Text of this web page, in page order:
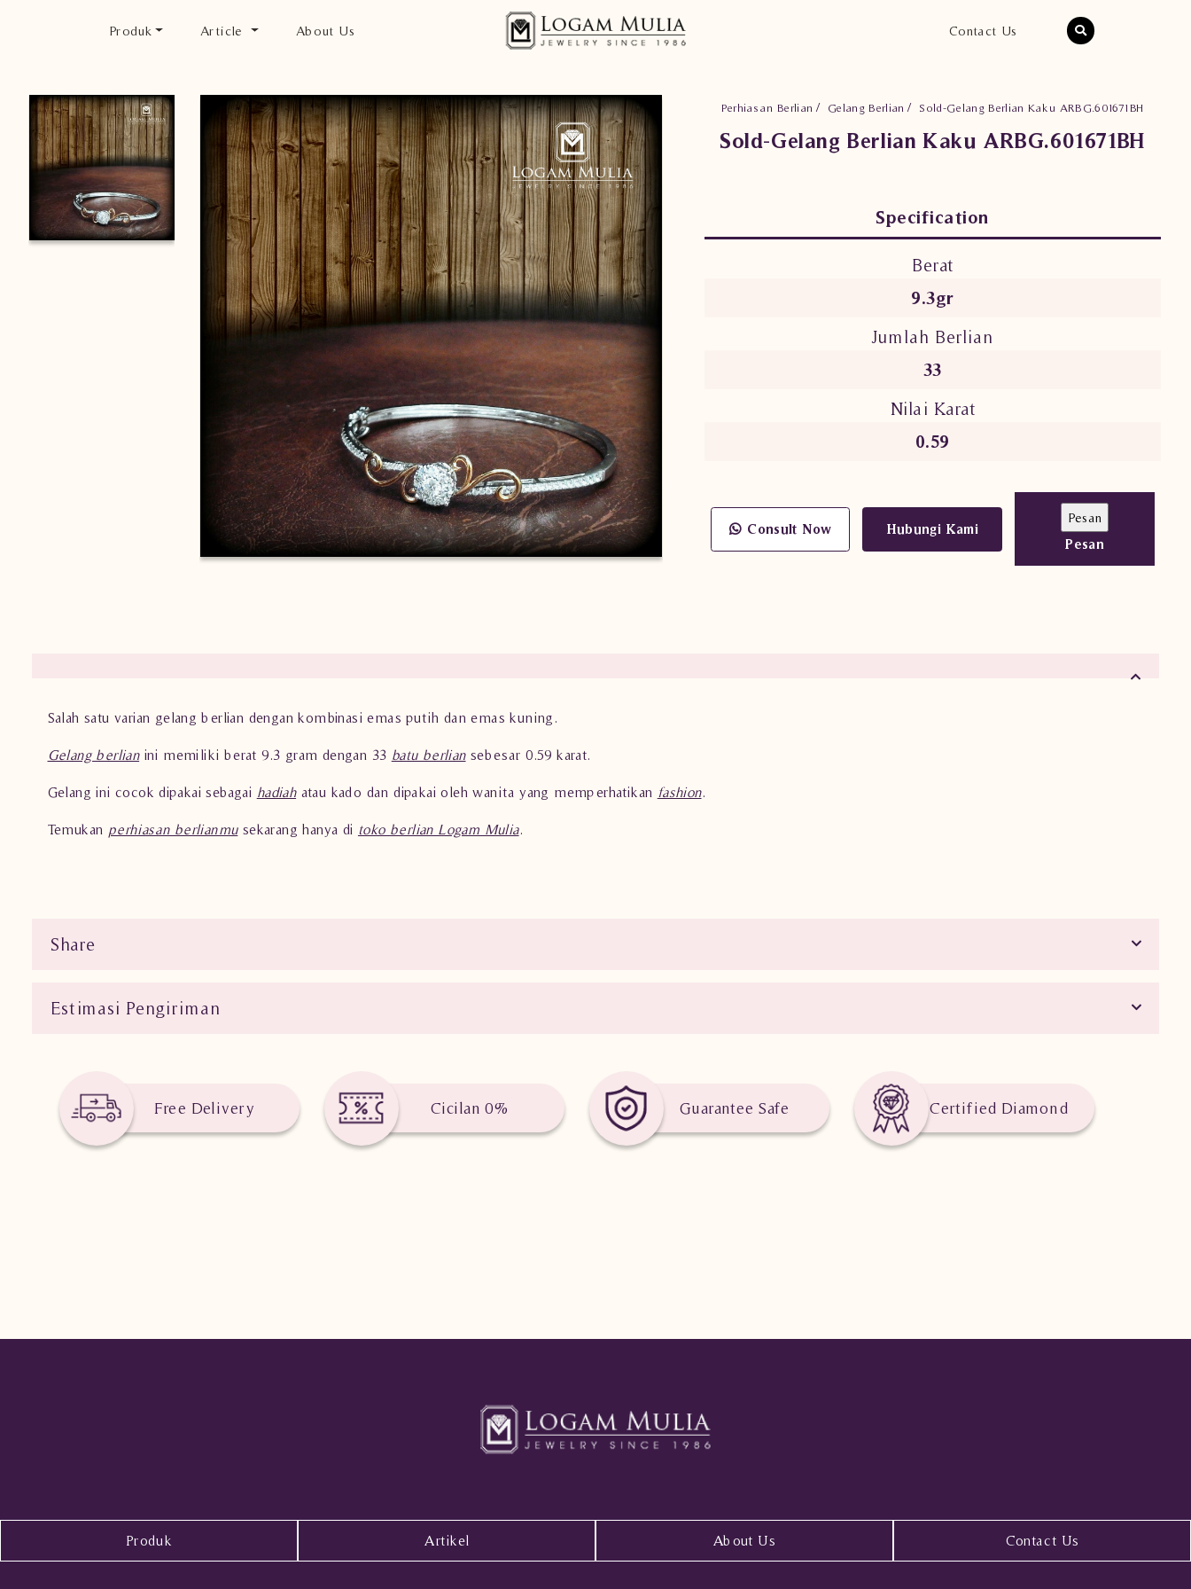
Produk Article About Us Contact Us
Perhiasan Berlian Gelang Berlian Sold-Gelang Berlian Kaku ARBG.601671BH
Sold-Gelang Berlian Kaku ARBG.601671BH
Specification
Berat
9.3gr
Jumlah Berlian
33
Nilai Karat
0.59
Consult Now
Hubungi Kami
Pesan
Salah satu varian gelang berlian dengan kombinasi emas putih dan emas kuning.
Gelang berlianini memiliki berat 9.3 gram dengan 33 batu berliansebesar 0.59 karat.
Gelang ini cocok dipakai sebagai hadiahatau kado dan dipakai oleh wanita yang memperhatikan fashion.
Temukan perhiasan berlianmusekarang hanya di toko berlian Logam Mulia.
Share
Estimasi Pengiriman
Free Delivery Cicilan 0% Guarantee Safe Certified Diamond
Produk Artikel About Us Contact Us